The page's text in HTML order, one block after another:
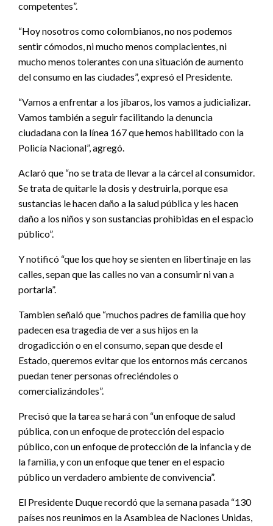
competentes”.
“Hoy nosotros como colombianos, no nos podemos
sentir cómodos, ni mucho menos complacientes, ni
mucho menos tolerantes con una situación de aumento
del consumo en las ciudades”, expresó el Presidente.
“Vamos a enfrentar a los jíbaros, los vamos a judicializar.
Vamos también a seguir facilitando la denuncia
ciudadana con la línea 167 que hemos habilitado con la
Policía Nacional”, agregó.
Aclaró que “no se trata de llevar a la cárcel al consumidor.
Se trata de quitarle la dosis y destruirla, porque esa
sustancias le hacen daño a la salud pública y les hacen
daño a los niños y son sustancias prohibidas en el espacio
público”.
Y notificó “que los que hoy se sienten en libertinaje en las
calles, sepan que las calles no van a consumir ni van a
portarla”.
Tambien señaló que “muchos padres de familia que hoy
padecen esa tragedia de ver a sus hijos en la
drogadicción o en el consumo, sepan que desde el
Estado, queremos evitar que los entornos más cercanos
puedan tener personas ofreciéndoles o
comercializándoles”.
Precisó que la tarea se hará con “un enfoque de salud
pública, con un enfoque de protección del espacio
público, con un enfoque de protección de la infancia y de
la familia, y con un enfoque que tener en el espacio
público un verdadero ambiente de convivencia”.
El Presidente Duque recordó que la semana pasada “130
países nos reunimos en la Asamblea de Naciones Unidas,